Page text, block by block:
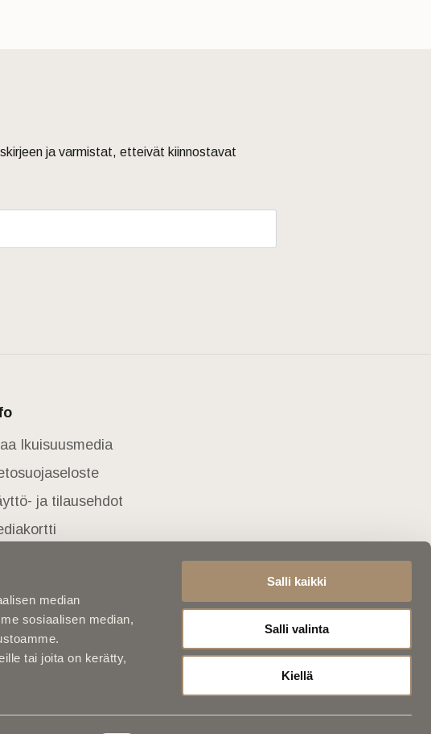
median
sosiaalisen median,
tai joita on kerätty,
Salli kaikki
Salli valinta
Kiellä
ja varmistat, etteivät kiinnostavat
Ikuisuusmedia
ja tilausehdot